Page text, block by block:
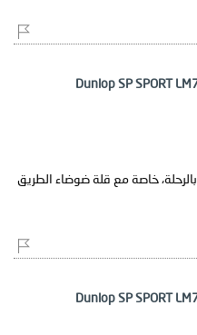
خاصة مع قلة ضوضاء الطريق